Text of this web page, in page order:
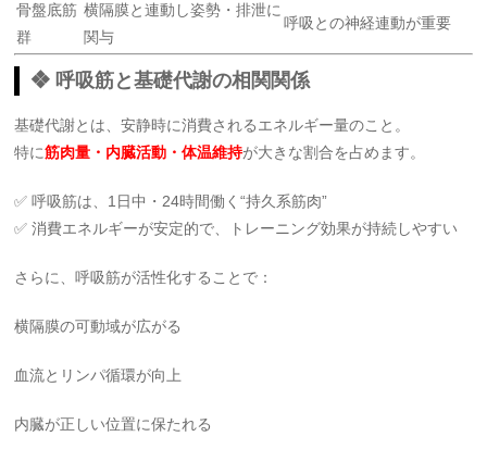
骨盤底筋
群
横隔膜と連動し姿勢・排泄に
関与
呼吸との神経連動が重要
❖ 呼吸筋と基礎代謝の相関関係
基礎代謝とは、安静時に消費されるエネルギー量のこと。
特に筋肉量・内臓活動・体温維持が大きな割合を占めます。
✅ 呼吸筋は、1日中・24時間働く“持久系筋肉”
✅ 消費エネルギーが安定的で、トレーニング効果が持続しやすい
さらに、呼吸筋が活性化することで：
横隔膜の可動域が広がる
血流とリンパ循環が向上
内臓が正しい位置に保たれる